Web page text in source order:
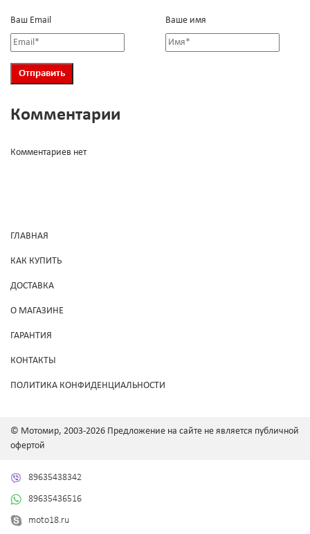
Ваш Email Ваше имя
Комментарии
Комментариев нет
ГЛАВНАЯ
КАК КУПИТЬ
ДОСТАВКА
О МАГАЗИНЕ
ГАРАНТИЯ
КОНТАКТЫ
ПОЛИТИКА КОНФИДЕНЦИАЛЬНОСТИ
© Мотомир, 2003-2026 Предложение на сайте не является публичной
офертой
89635438342
89635436516
moto18.ru